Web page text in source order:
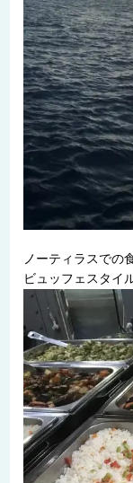
ノーティラスでの
ビュッフェスタイ